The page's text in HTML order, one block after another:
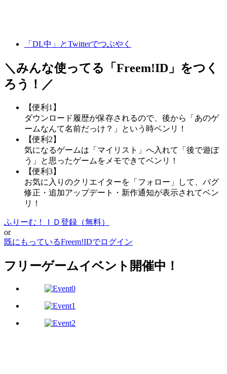
「DL中」とTwitterでつぶやく
＼みんな使ってる「 Freem!ID 」をつく
ろう！／
【便利1】
ダウンロード履歴が保存されるので、後から「あのゲ
ームなんて名前だっけ？」という時ベンリ！
【便利2】
気になるゲームは「マイリスト」へ入れて「後で遊ぼ
う」と思ったゲームをメモできてベンリ！
【便利3】
お気に入りのクリエイターを「フォロー」して、バグ
修正・追加アップデート・新作通知が表示されてベン
リ！
ふりーむ！ＩＤ登録（無料）
or
既にもっているFreem!IDでログイン
フリーゲームイベント開催中！